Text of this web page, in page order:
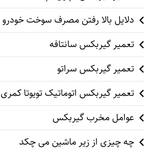
دلایل بالا رفتن مصرف سوخت خودرو
تعمیر گیربکس سانتافه
تعمیر گیربکس سراتو
تعمیر گیربکس اتوماتیک تویوتا کمری
عوامل مخرب گیربکس
چه چیزی از زیر ماشین می چکد